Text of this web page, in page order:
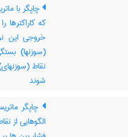
چاپگر با
که
خروجی این
(سوزنها)
شوند
چاپگر
الگوهایی از